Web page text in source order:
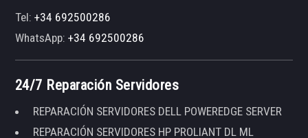
Tel:+34 692500286
WhatsApp:+34 692500286
24/7 Reparación Servidores
REPARACIÓN SERVIDORES DELL POWEREDGE SERVER
REPARACIÓN SERVIDORES HP PROLIANT DL ML